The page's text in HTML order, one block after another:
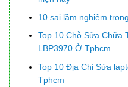
10 sai lầm nghiêm
Top 10 Chỗ Sửa Chữa
LBP3970 Ở Tphcm
Top 10 Địa Chỉ Sửa
Tphcm